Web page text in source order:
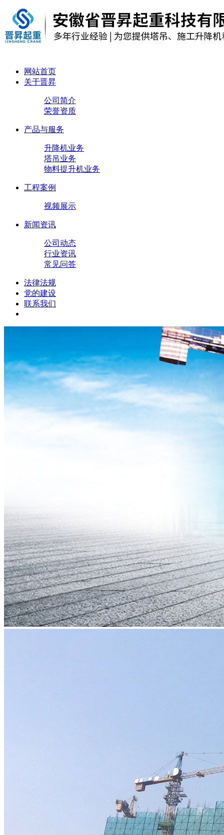
网站首页
关于晋昇
公司简介
荣誉资质
产品与服务
升降机业务
塔吊业务
物料提升机业务
工程案例
视频展示
新闻资讯
公司动态
行业资讯
常见问答
法律法规
党的建设
联系我们